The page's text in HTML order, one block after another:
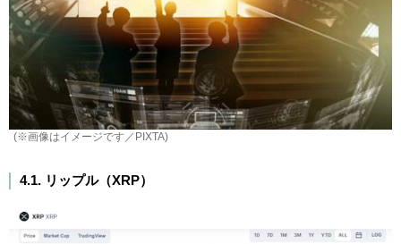
(※画像はイメージです／PIXTA)
4.1. リップル（XRP）